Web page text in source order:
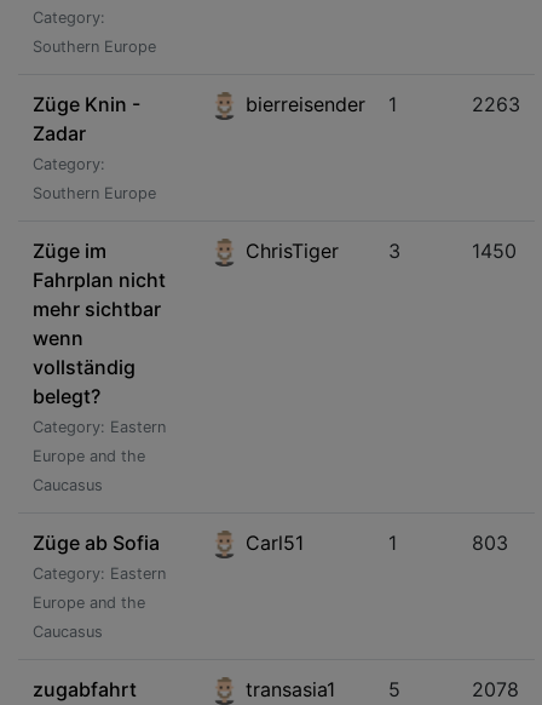
Category:
Southern Europe
Züge Knin -
Zadar
Category:
Southern Europe
bierreisender 1 2263
Züge im
Fahrplan nicht
mehr sichtbar
wenn
vollständig
belegt?
Category: Eastern
Europe and the
Caucasus
ChrisTiger 3 1450
Züge ab Sofia
Category: Eastern
Europe and the
Caucasus
Carl51 1 803
zugabfahrt
transasia1 5 2078